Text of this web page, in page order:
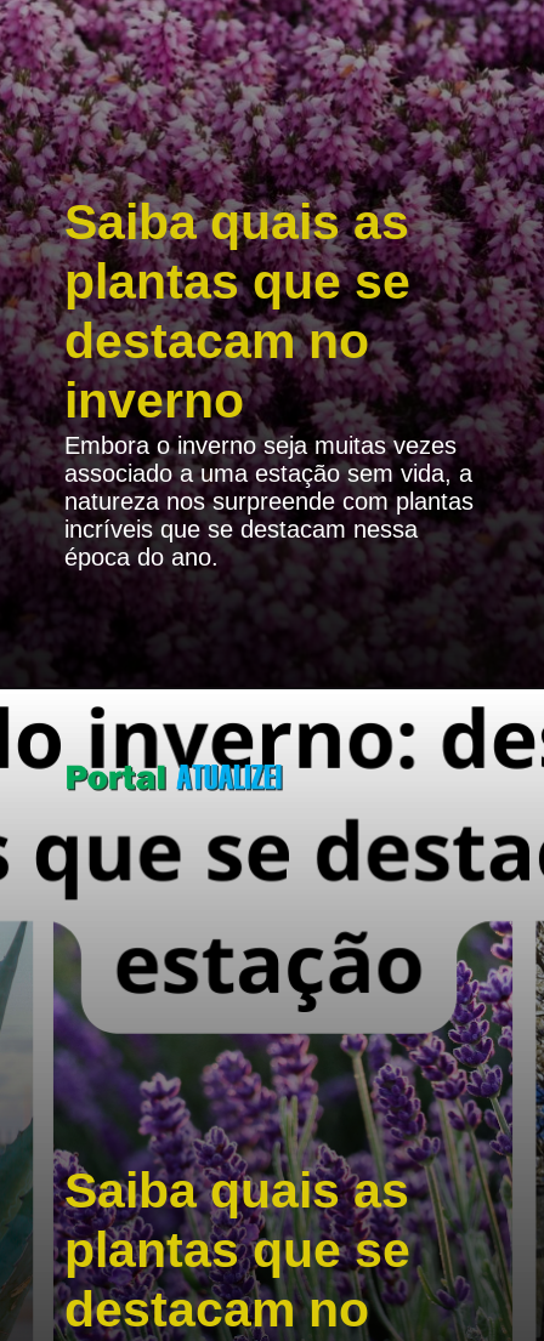
Saiba quais as
plantas que se
destacam no
inverno
Embora o inverno seja muitas vezes
associado a uma estação sem vida, a
natureza nos surpreende com plantas
incríveis que se destacam nessa
época do ano.
Opening https://portalatualizei.com.br/agro/a-magia-do-inverno-descubra-as-plantas-que-se-destacam-na-estacao/16130/
Saiba quais as
plantas que se
destacam no